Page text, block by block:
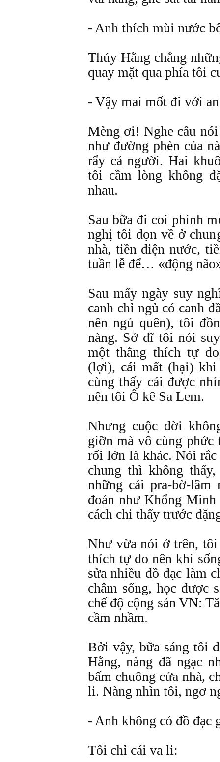
- Anh thích mùi nước
Thúy Hằng chẳng
quay mặt qua phía tôi
- Vậy mai mốt đi với
Mèng ơi! Nghe câu
như đường phèn của
rẩy cả người. Hai
tôi cầm lòng không
nhau.
Sau bữa đi coi phinh
nghị tôi dọn về ở
nhà, tiền điện nước,
tuần lễ để… «động
Sau mấy ngày suy
canh chỉ ngủ có canh
nên ngủ quên), tôi
nàng. Sở dĩ tôi nói
một thằng thích tự
(lợi), cái mất (hại)
cùng thấy cái được
nên tôi Ô kê Sa Lem.
Nhưng cuộc đời
giỡn mà vô cùng phức
rối lớn là khác. Nói
chung thì không
những cái pra-bờ-
đoán như Khổng
cách chi thấy trước
Như vừa nói ở trên,
thích tự do nên khi
sửa nhiều đồ đạc làm
châm sống, học được
chế độ cộng sản VN:
cầm nhầm.
Bởi vậy, bữa sáng tôi
Hằng, nàng đã ngạc
bấm chuông cửa nhà,
li. Nàng nhìn tôi, ngơ
- Anh không có đồ đạc
Tôi chỉ cái va li: